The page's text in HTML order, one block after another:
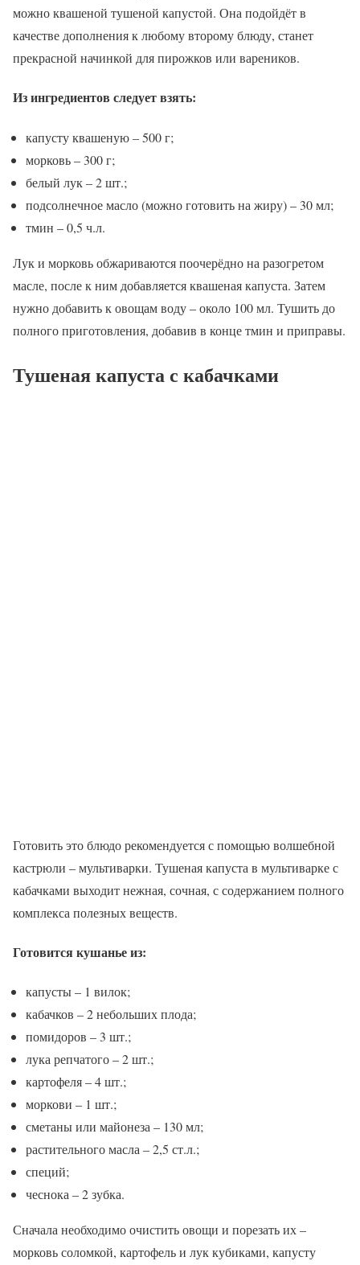
можно квашеной тушеной капустой. Она подойдёт в
качестве дополнения к любому второму блюду, станет
прекрасной начинкой для пирожков или вареников.
Из ингредиентов следует взять:
капусту квашеную – 500 г;
морковь – 300 г;
белый лук – 2 шт.;
подсолнечное масло (можно готовить на жиру) – 30 мл;
тмин – 0,5 ч.л.
Лук и морковь обжариваются поочерёдно на разогретом
масле, после к ним добавляется квашеная капуста. Затем
нужно добавить к овощам воду – около 100 мл. Тушить до
полного приготовления, добавив в конце тмин и приправы.
Тушеная капуста с кабачками
Готовить это блюдо рекомендуется с помощью волшебной
кастрюли – мультиварки. Тушеная капуста в мультиварке с
кабачками выходит нежная, сочная, с содержанием полного
комплекса полезных веществ.
Готовится кушанье из:
капусты – 1 вилок;
кабачков – 2 небольших плода;
помидоров – 3 шт.;
лука репчатого – 2 шт.;
картофеля – 4 шт.;
моркови – 1 шт.;
сметаны или майонеза – 130 мл;
растительного масла – 2,5 ст.л.;
специй;
чеснока – 2 зубка.
Сначала необходимо очистить овощи и порезать их –
морковь соломкой, картофель и лук кубиками, капусту